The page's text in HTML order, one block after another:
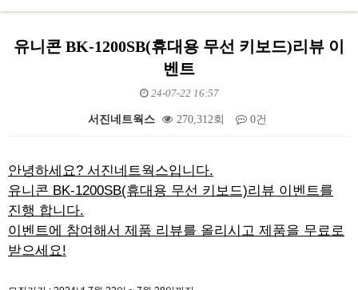
유니콘 BK-1200SB(휴대용 무선 키보드)리뷰 이
벤트
24-07-22 16:57
서진네트웍스 270,312회 0건
안녕하세요? 서진네트웍스입니다.
유니콘 BK-1200SB(휴대용 무선 키보드)리뷰 이벤트를
진행 합니다.
이벤트에 참여해서 제품 리뷰를 올리시고 제품을 무료로
받으세요!